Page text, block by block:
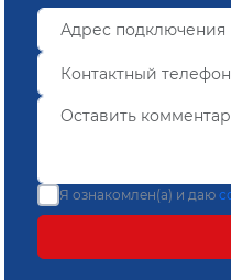
Я ознакомлен(а) и даю